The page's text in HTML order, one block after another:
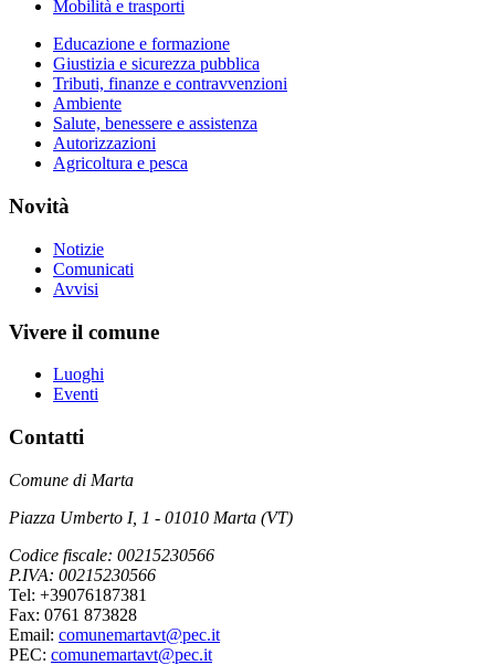
Mobilità e trasporti
Educazione e formazione
Giustizia e sicurezza pubblica
Tributi, finanze e contravvenzioni
Ambiente
Salute, benessere e assistenza
Autorizzazioni
Agricoltura e pesca
Novità
Notizie
Comunicati
Avvisi
Vivere il comune
Luoghi
Eventi
Contatti
Comune di Marta
Piazza Umberto I, 1 - 01010 Marta (VT)
Codice fiscale: 00215230566
P.IVA: 00215230566
Tel: +39076187381
Fax: 0761 873828
Email: comunemartavt@pec.it
PEC: comunemartavt@pec.it